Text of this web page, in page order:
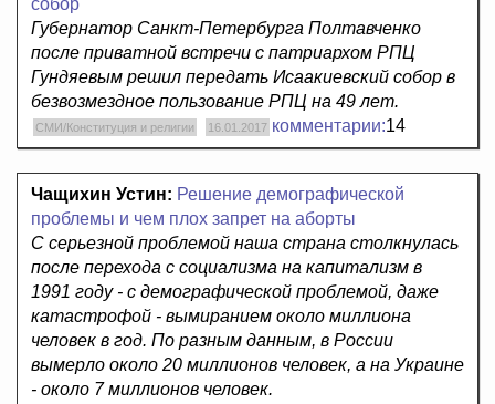
собор
Губернатор Санкт-Петербурга Полтавченко
после приватной встречи с патриархом РПЦ
Гундяевым решил передать Исаакиевский собор в
безвозмездное пользование РПЦ на 49 лет.
СМИ/Конституция и религии 16.01.2017 комментарии:14
Чащихин Устин: Решение демографической
проблемы и чем плох запрет на аборты
С серьезной проблемой наша страна столкнулась
после перехода с социализма на капитализм в
1991 году - с демографической проблемой, даже
катастрофой - вымиранием около миллиона
человек в год. По разным данным, в России
вымерло около 20 миллионов человек, а на Украине
- около 7 миллионов человек.